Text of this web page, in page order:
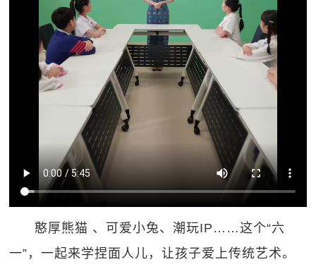
憨厚熊猫 、可爱小兔、潮玩IP……这个“六
一”，一起来学捏面人儿，让孩子爱上传统艺术。